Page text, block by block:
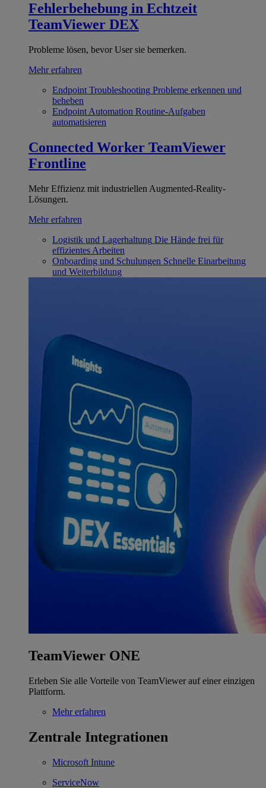
Fehlerbehebung in Echtzeit
TeamViewer DEX
Probleme lösen, bevor User sie bemerken.
Mehr erfahren
Endpoint Troubleshooting Probleme erkennen und
beheben
Endpoint Automation Routine-Aufgaben
automatisieren
Connected Worker TeamViewer
Frontline
Mehr Effizienz mit industriellen Augmented-Reality-
Lösungen.
Mehr erfahren
Logistik und Lagerhaltung Die Hände frei für
effizientes Arbeiten
Onboarding und Schulungen Schnelle Einarbeitung
und Weiterbildung
TeamViewer ONE
Erleben Sie alle Vorteile von TeamViewer auf einer einzigen
Plattform.
Mehr erfahren
Zentrale Integrationen
Microsoft Intune
ServiceNow